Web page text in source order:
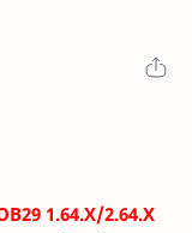
1.64.X/2.64.X